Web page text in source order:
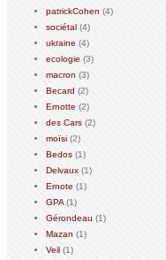
patrickCohen (4)
sociétal (4)
ukraine (4)
ecologie (3)
macron (3)
Becard (2)
Ernotte (2)
des Cars (2)
moïsi (2)
Bedos (1)
Delvaux (1)
Ernote (1)
GPA (1)
Gérondeau (1)
Mazan (1)
Veil (1)